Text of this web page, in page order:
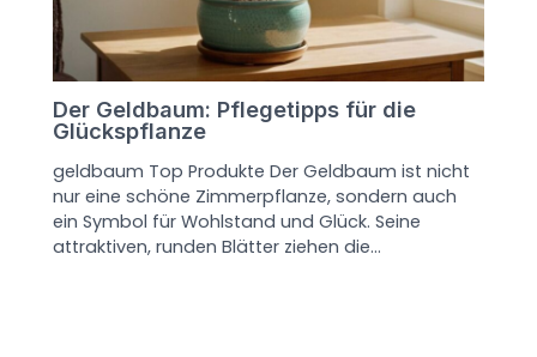
Der Geldbaum: Pflegetipps für die
Glückspflanze
geldbaum Top Produkte Der Geldbaum ist nicht
nur eine schöne Zimmerpflanze, sondern auch
ein Symbol für Wohlstand und Glück. Seine
attraktiven, runden Blätter ziehen die…